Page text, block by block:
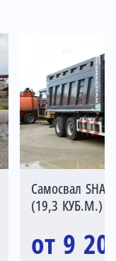
Самосвал
(19,3 КУБ.М.)
от 9